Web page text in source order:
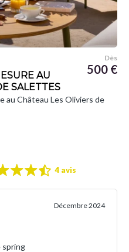
AU
SALETTES
Dès
500 €
au Château Les Oliviers de
4 avis
Décembre 2024
spring